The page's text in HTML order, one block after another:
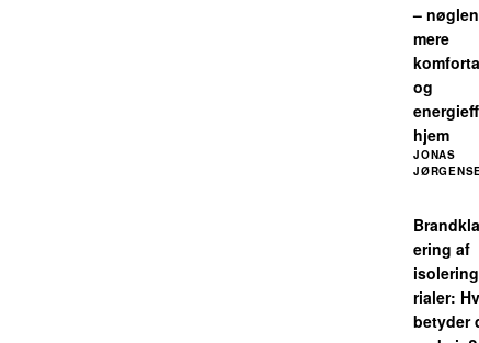
–
mere
og
hjem
JONAS
ering af
rialer:
betyder